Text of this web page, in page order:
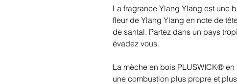
La fragrance Ylang Ylang est une
fleur de Ylang Ylang en note de
de santal. Partez dans un pays
évadez vous.
La mèche en bois PLUSWICK®
une combustion plus propre et